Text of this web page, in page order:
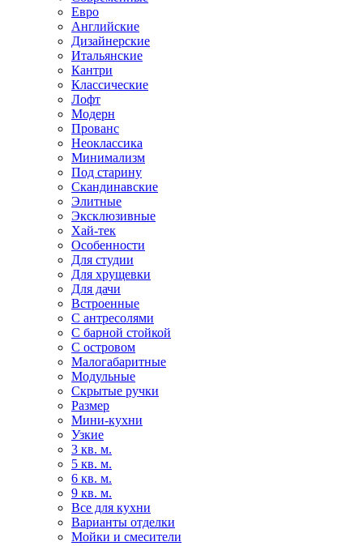
Евро
Английские
Дизайнерские
Итальянские
Кантри
Классические
Лофт
Модерн
Прованс
Неоклассика
Минимализм
Под старину
Скандинавские
Элитные
Эксклюзивные
Хай-тек
Особенности
Для студии
Для хрущевки
Для дачи
Встроенные
С антресолями
С барной стойкой
С островом
Малогабаритные
Модульные
Скрытые ручки
Размер
Мини-кухни
Узкие
3 кв. м.
5 кв. м.
6 кв. м.
9 кв. м.
Все для кухни
Варианты отделки
Мойки и смесители